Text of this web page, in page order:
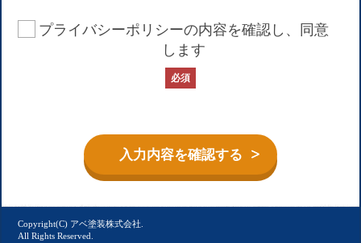
個人情報の収集方法
当サイトでは、お問い合わせや申し込みの際に、
名前、メールアドレス、電話番号、住所等の個人
情報をご入力いただく場合がございます。
取得した個人情報は次の目的で利用いたします。
目的で利用させていただくものであり、目的以外
では利用いたしません。
お問い合わせに対する回答のため
お客様へのサービス提供のため
プライバシーポリシーの内容を確認し、同意
します
必須
Copyright(C) アベ塗装株式会社.
All Rights Reserved.